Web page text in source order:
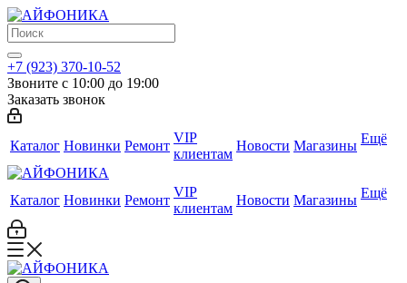
+7 (923) 370-10-52
Звоните с 10:00 до 19:00
Заказать звонок
Каталог Новинки Ремонт
VIP
клиентам
Новости Магазины Ещё
Каталог Новинки Ремонт
VIP
клиентам
Новости Магазины Ещё